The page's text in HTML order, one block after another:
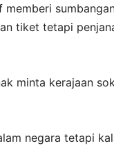
tiket tetapi
minta kerajaan
negara tetapi